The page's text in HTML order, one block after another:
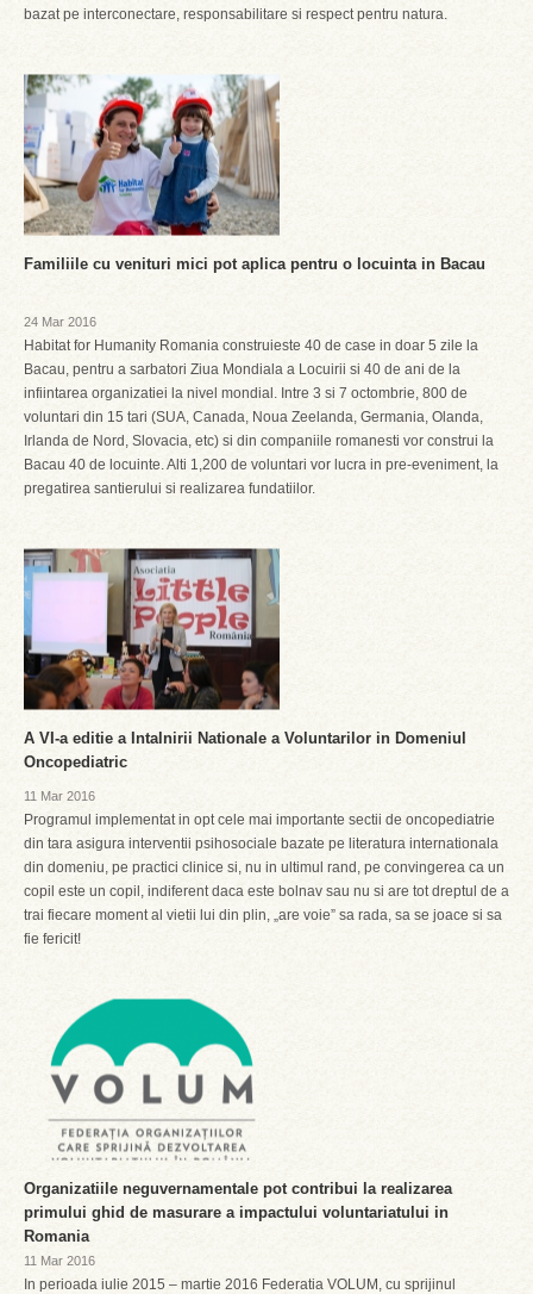
bazat pe interconectare, responsabilitare si respect pentru natura.
Familiile cu venituri mici pot aplica pentru o locuinta in Bacau
24 Mar 2016
Habitat for Humanity Romania construieste 40 de case in doar 5 zile la
Bacau, pentru a sarbatori Ziua Mondiala a Locuirii si 40 de ani de la
infiintarea organizatiei la nivel mondial. Intre 3 si 7 octombrie, 800 de
voluntari din 15 tari (SUA, Canada, Noua Zeelanda, Germania, Olanda,
Irlanda de Nord, Slovacia, etc) si din companiile romanesti vor construi la
Bacau 40 de locuinte. Alti 1,200 de voluntari vor lucra in pre-eveniment, la
pregatirea santierului si realizarea fundatiilor.
A VI-a editie a Intalnirii Nationale a Voluntarilor in Domeniul
Oncopediatric
11 Mar 2016
Programul implementat in opt cele mai importante sectii de oncopediatrie
din tara asigura interventii psihosociale bazate pe literatura internationala
din domeniu, pe practici clinice si, nu in ultimul rand, pe convingerea ca un
copil este un copil, indiferent daca este bolnav sau nu si are tot dreptul de a
trai fiecare moment al vietii lui din plin, „are voie” sa rada, sa se joace si sa
fie fericit!
Organizatiile neguvernamentale pot contribui la realizarea
primului ghid de masurare a impactului voluntariatului in
Romania
11 Mar 2016
In perioada iulie 2015 – martie 2016 Federatia VOLUM, cu sprijinul